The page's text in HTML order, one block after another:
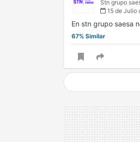
Stn grupo
15 de Julio
En stn grupo saesa
67% Similar